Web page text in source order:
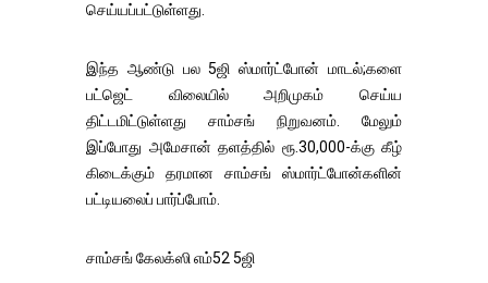
செய்யப்பட்டுள்ளது.
இந்த ஆண்டு பல 5ஜி ஸ்மார்ட்போன் மாடல்;களை
பட்ஜெட் விலையில் அறிமுகம் செய்ய
திட்டமிட்டுள்ளது சாம்சங் நிறுவனம். மேலும்
இப்போது அமேசான் தளத்தில் ரூ.30,000-க்கு கீழ்
கிடைக்கும் தரமான சாம்சங் ஸ்மார்ட்போன்களின்
பட்டியலைப் பார்ப்போம்.
சாம்சங் கேலக்ஸி எம்52 5ஜி